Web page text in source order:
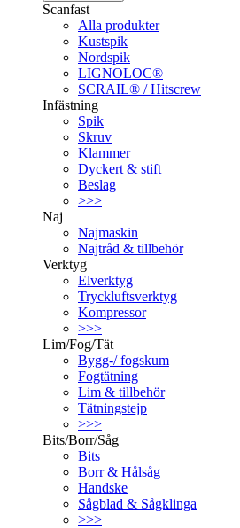
Scanfast
Alla produkter
Kustspik
Nordspik
LIGNOLOC®
SCRAIL® / Hitscrew
Infästning
Spik
Skruv
Klammer
Dyckert & stift
Beslag
>>>
Naj
Najmaskin
Najtråd & tillbehör
Verktyg
Elverktyg
Tryckluftsverktyg
Kompressor
>>>
Lim/Fog/Tät
Bygg-/ fogskum
Fogtätning
Lim & tillbehör
Tätningstejp
>>>
Bits/Borr/Såg
Bits
Borr & Hålsåg
Handske
Sågblad & Sågklinga
>>>